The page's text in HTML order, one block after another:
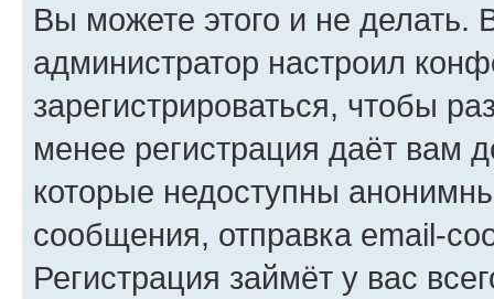
Вы можете этого и не делать.
администратор настроил
зарегистрироваться, чтобы
менее регистрация даёт вам
которые недоступны
сообщения, отправка email-
Регистрация займёт у вас